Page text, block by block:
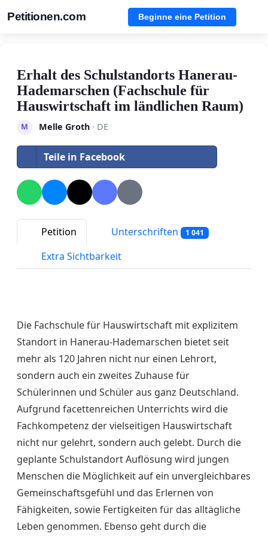
Petitionen.com Beginne eine Petition
Erhalt des Schulstandorts Hanerau-
Hademarschen (Fachschule für
Hauswirtschaft im ländlichen Raum)
M Melle Groth· DE
Teile in Facebook
Petition Unterschriften 1 041
Extra Sichtbarkeit
Die Fachschule für Hauswirtschaft mit explizitem
Standort in Hanerau-Hademarschen bietet seit
mehr als 120 Jahren nicht nur einen Lehrort,
sondern auch ein zweites Zuhause für
Schülerinnen und Schüler aus ganz Deutschland.
Aufgrund facettenreichen Unterrichts wird die
Fachkompetenz der vielseitigen Hauswirtschaft
nicht nur gelehrt, sondern auch gelebt. Durch die
geplante Schulstandort Auflösung wird jungen
Menschen die Möglichkeit auf ein unvergleichbares
Gemeinschaftsgefühl und das Erlernen von
Fähigkeiten, sowie Fertigkeiten für das alltägliche
Leben genommen. Ebenso geht durch die